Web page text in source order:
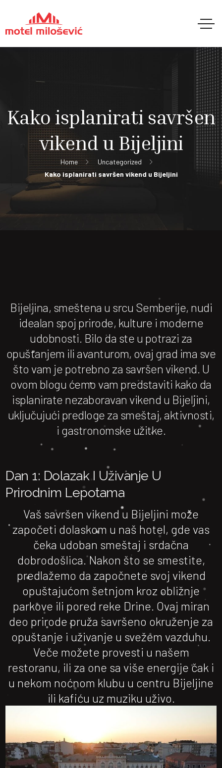
Kako isplanirati savršen
vikend u Bijeljini
Home
Uncategorized
Kako isplanirati savršen vikend u Bijeljini
Bijeljina, smeštena u srcu Semberije, nudi
idealan spoj prirode, kulture i moderne
udobnosti. Bilo da ste u potrazi za
opuštanjem ili avanturom, ovaj grad ima sve
što vam je potrebno za savršen vikend. U
ovom blogu ćemo vam predstaviti kako da
isplanirate nezaboravan vikend u Bijeljini,
uključujući predloge za smeštaj, aktivnosti,
i gastronomske užitke.
Dan 1: Dolazak I Uživanje U
Prirodnim Lepotama
Vaš savršen vikend u Bijeljini može
započeti dolaskom u naš hotel, gde vas
čeka udoban smeštaj i srdačna
dobrodošlica. Nakon što se smestite,
predlažemo da započnete svoj vikend
opuštajućom šetnjom kroz obližnje
parkove ili pored reke Drine. Ovaj miran
deo prirode pruža savršeno okruženje za
opuštanje i uživanje u svežem vazduhu.
Veče možete provesti u našem
restoranu, ili za one sa više energije čak i
u nekom noćnom klubu u centru Bijeljine
ili kafiću uz muziku uživo.